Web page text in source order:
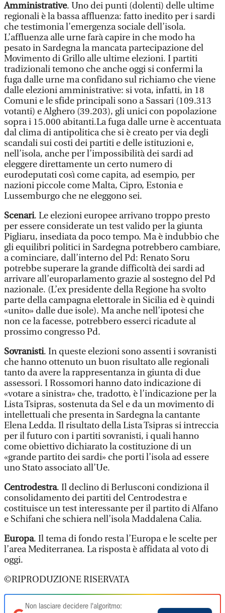
Amministrative. Uno dei punti (dolenti) delle ultime
regionali è la bassa affluenza: fatto inedito per i sardi
che testimonia l’emergenza sociale dell’isola.
L’affluenza alle urne farà capire in che modo ha
pesato in Sardegna la mancata partecipazione del
Movimento di Grillo alle ultime elezioni. I partiti
tradizionali temono che anche oggi si confermi la
fuga dalle urne ma confidano sul richiamo che viene
dalle elezioni amministrative: si vota, infatti, in 18
Comuni e le sfide principali sono a Sassari (109.313
votanti) e Alghero (39.203), gli unici con popolazione
sopra i 15.000 abitanti.La fuga dalle urne è accentuata
dal clima di antipolitica che si è creato per via degli
scandali sui costi dei partiti e delle istituzioni e,
nell’isola, anche per l’impossibilità dei sardi ad
eleggere direttamente un certo numero di
eurodeputati così come capita, ad esempio, per
nazioni piccole come Malta, Cipro, Estonia e
Lussemburgo che ne eleggono sei.
Scenari. Le elezioni europee arrivano troppo presto
per essere considerate un test valido per la giunta
Pigliaru, insediata da poco tempo. Ma è indubbio che
gli equilibri politici in Sardegna potrebbero cambiare,
a cominciare, dall’interno del Pd: Renato Soru
potrebbe superare la grande difficoltà dei sardi ad
arrivare all’europarlamento grazie al sostegno del Pd
nazionale. (L’ex presidente della Regione ha svolto
parte della campagna elettorale in Sicilia ed è quindi
«unito» dalle due isole). Ma anche nell’ipotesi che
non ce la facesse, potrebbero esserci ricadute al
prossimo congresso Pd.
Sovranisti. In queste elezioni sono assenti i sovranisti
che hanno ottenuto un buon risultato alle regionali
tanto da avere la rappresentanza in giunta di due
assessori. I Rossomori hanno dato indicazione di
«votare a sinistra» che, tradotto, è l’indicazione per la
Lista Tsipras, sostenuta da Sel e da un movimento di
intellettuali che presenta in Sardegna la cantante
Elena Ledda. Il risultato della Lista Tsipras si intreccia
per il futuro con i partiti sovranisti, i quali hanno
come obiettivo dichiarato la costituzione di un
«grande partito dei sardi» che porti l’isola ad essere
uno Stato associato all’Ue.
Centrodestra. Il declino di Berlusconi condiziona il
consolidamento dei partiti del Centrodestra e
costituisce un test interessante per il partito di Alfano
e Schifani che schiera nell’isola Maddalena Calia.
Europa. Il tema di fondo resta l’Europa e le scelte per
l’area Mediterranea. La risposta è affidata al voto di
oggi.
©RIPRODUZIONE RISERVATA
Non lasciare decidere l'algoritmo: